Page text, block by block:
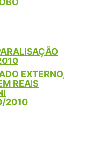
EXTERNO,
REAIS
2010